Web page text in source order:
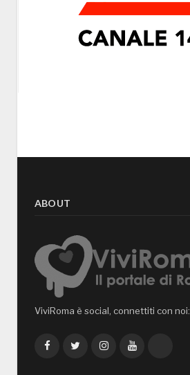
ABOUT
ViviRoma è social, connettiti con noi:
FacebookTwitterInstagramYouTube